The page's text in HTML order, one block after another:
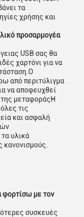
τα
χρήσης και
προσαρμογέα
USB σας θα
χαρτόνι για να
από περιτύλιγμα
να αποφευχθεί
της μεταφοράςΗ
τις
και ασφαλή
υλικά
με τον
συσκευές